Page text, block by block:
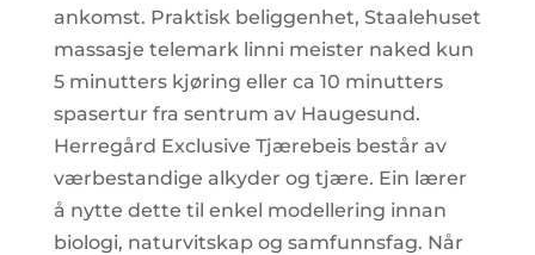
ankomst. Praktisk beliggenhet, Staalehuset
massasje telemark linni meister naked kun
5 minutters kjøring eller ca 10 minutters
spasertur fra sentrum av Haugesund.
Herregård Exclusive Tjærebeis består av
værbestandige alkyder og tjære. Ein lærer
å nytte dette til enkel modellering innan
biologi, naturvitskap og samfunnsfag. Når